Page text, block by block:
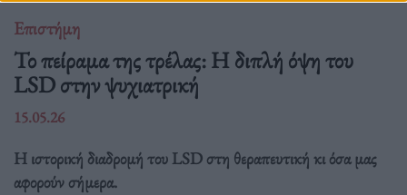
Επιστήμη
Το πείραμα της τρέλας: Η διπλή όψη του
LSD στην ψυχιατρική
15.05.26
Η ιστορική διαδρομή του LSD στη θεραπευτική κι όσα μας
αφορούν σήμερα.